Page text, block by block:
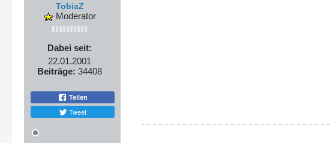
TobiaZ
Moderator
Dabei seit:
22.01.2001
Beiträge: 34408
Teilen
Tweet